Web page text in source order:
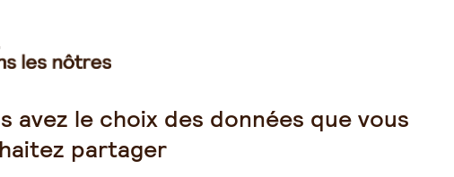
chroniques, avec des troubles
l’immunité (anticancéreux, immunothérapie
un risque infectieux élevé. Des maladies comme
au sein de la population âgée.
comportement inhabituel est un état infectieux. Une
décrire ce qu’elle ressent. Elle va donc
avez le choix des données que vous
partager